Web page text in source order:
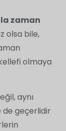
zaman
olsa bile,
olmaya
aynı
de geçerlidir